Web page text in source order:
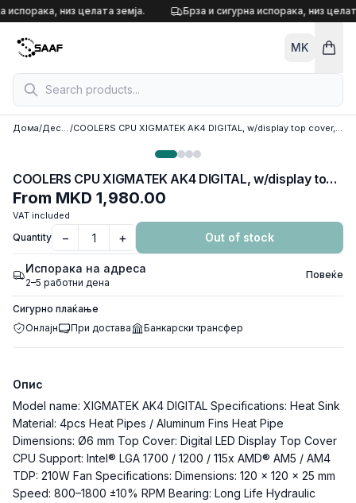
Skip to content
испорака, низ целата земја. Брза и сигурна испорака, низ
MK
Дома/ Десктоп кулери / COOLERS CPU XIGMATEK AK4 DIGITAL, w/display top cover, 4 HEAT PIPES, ARGB PWM FAN, Intel LGA 1700/1200/115x, AMD AM5/AM4, TDP 210W, Black, EN45882
COOLERS CPU XIGMATEK AK4 DIGITAL, w/display top cover, 4 HEAT PIPES, ARGB PWM FAN, Intel LGA 1700/1200/115x, AMD AM5/AM4, TDP 210W, Black, EN45882
From MKD 1,980.00
VAT included
Quantity − + Out of stock
Испорака на адреса
2–5 работни дена
Повеќе
Сигурно плаќање
Онлајн
При достава Банкарски трансфер
Опис
Model name: XIGMATEK AK4 DIGITAL Specifications: Heat Sink
Material: 4pcs Heat Pipes / Aluminum Fins Heat Pipe
Dimensions: Ø6 mm Top Cover: Digital LED Display Top Cover
CPU Support: Intel® LGA 1700 / 1200 / 115x AMD® AM5 / AM4
TDP: 210W Fan Specifications: Dimensions: 120 x 120 x 25 mm
Speed: 800–1800 ±10% RPM Bearing: Long Life Hydraulic